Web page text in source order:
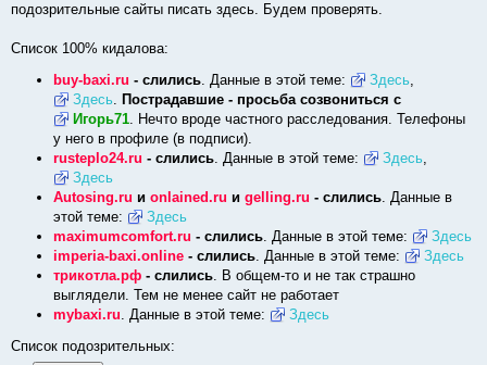
подозрительные сайты писать здесь. Будем проверять.
Список 100% кидалова:
buy-baxi.ru - слились . Данные в этой теме: Здесь
Здесь Пострадавшие - просьба созвониться с
Игорь71 . Нечто вроде частного расследования. Телефоны
у него в профиле (в подписи).
rusteplo24.ru - слились . Данные в этой теме: Здесь
Здесь
Autosing.ru и onlained.ru и gelling.ru - слились . Данные в
этой теме:
Здесь
maximumcomfort.ru - слились . Данные в этой теме:
Здесь
imperia-baxi.online - слились . Данные в этой теме:
Здесь
трикотла.рф - слились . В общем-то и не так страшно
выглядели. Тем не менее сайт не работает
mybaxi.ru . Данные в этой теме:
Здесь
Список подозрительных: